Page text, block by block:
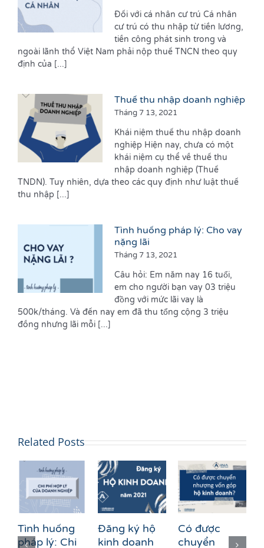
Đối với cá nhân cư trú Cá nhân
cư trú có thu nhập từ tiền lương,
tiền công phát sinh trong và
ngoài lãnh thổ Việt Nam phải nộp thuế TNCN theo quy
định của [...]
Thuế thu nhập doanh nghiệp
Tháng 7 13, 2021
Khái niệm thuế thu nhập doanh
nghiệp Hiện nay, chưa có một
khái niệm cụ thể về thuế thu
nhập doanh nghiệp (Thuế
TNDN). Tuy nhiên, dựa theo các quy định như luật thuế
thu nhập [...]
Tình huống pháp lý: Cho vay
nặng lãi
Tháng 7 13, 2021
Câu hỏi: Em năm nay 16 tuổi,
em cho người bạn vay 03 triệu
đồng với mức lãi vay là
500k/tháng. Và đến nay em đã thu tổng cộng 3 triệu
đồng nhưng lãi mỗi [...]
Related Posts
Tình huống
pháp lý: Chi
Đăng ký hộ
kinh doanh
Có được
chuyển